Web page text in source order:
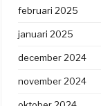
februari 2025
januari 2025
december 2024
november 2024